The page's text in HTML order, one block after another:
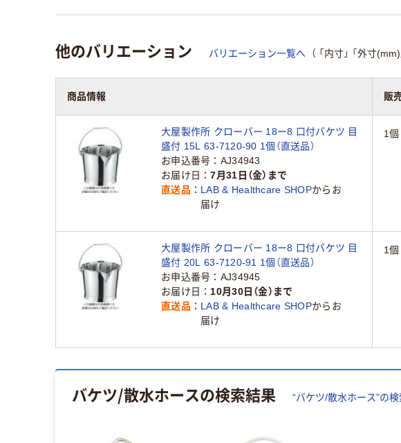
他のバリエーション バリエーション一覧へ （ 「内寸」 「外寸(mm)
商品情報 販
大屋製作所 クローバー 18ー8 口付バケツ 目
盛付 15L 63-7120-90 1個（直送品）
お申込番号
AJ34943
お届け日
7月31日（金）まで
直送品
LAB & Healthcare SHOPからお
届け
1個
大屋製作所 クローバー 18ー8 口付バケツ 目
盛付 20L 63-7120-91 1個（直送品）
お申込番号
AJ34945
お届け日
10月30日（金）まで
直送品
LAB & Healthcare SHOPからお
届け
1個
バケツ/散水ホースの検索結果 “バケツ/散水ホース”の